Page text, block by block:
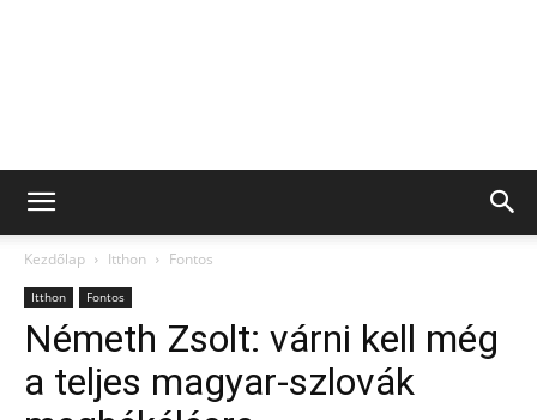
Kezdőlap Itthon Fontos
Itthon Fontos
Németh Zsolt: várni kell még
a teljes magyar-szlovák